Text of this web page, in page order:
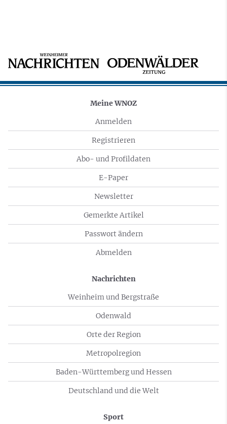
Meine WNOZ
Anmelden
Registrieren
Abo- und Profildaten
E-Paper
Newsletter
Gemerkte Artikel
Passwort ändern
Abmelden
Nachrichten
Weinheim und Bergstraße
Odenwald
Orte der Region
Metropolregion
Baden-Württemberg und Hessen
Deutschland und die Welt
Sport